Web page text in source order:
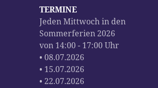
TERMINE
Jeden Mittwoch in den
Sommerferien 2026
von 14:00 - 17:00 Uhr
• 08.07.2026
• 15.07.2026
• 22.07.2026